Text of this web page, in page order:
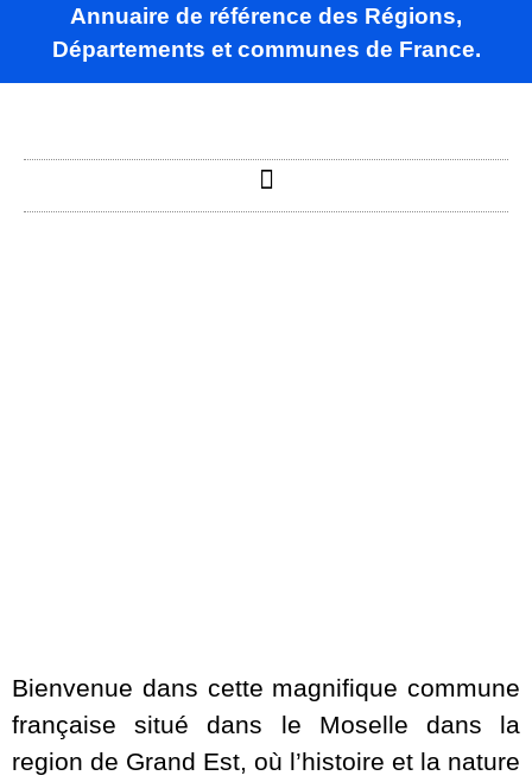
Annuaire de référence des Régions,
Départements et communes de France.
Bienvenue dans cette magnifique commune
française situé dans le Moselle dans la
region de Grand Est, où l’histoire et la nature